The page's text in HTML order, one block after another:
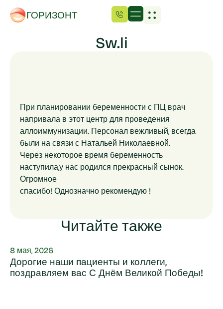
ГОРИЗОНТ
Sw.li
При планировании беременности с ПЦ врач
напривала в этот центр для проведения
аллоиммунизации. Персонал вежливый, всегда
были на связи с Натальей Николаевной.
Через некоторое время беременность
наступила,у нас родился прекрасный сынок.
Огромное
спасибо! Однозначно рекомендую !
Читайте также
8 мая, 2026
Дорогие наши пациенты и коллеги,
поздравляем вас С Днём Великой Победы!